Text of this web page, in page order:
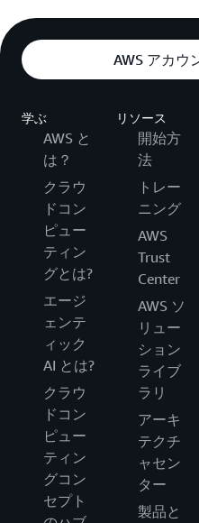
AWS アカウ
学ぶ
AWS と
は？
クラウ
ドコン
ピュー
ティン
グとは?
エージ
ェンテ
ィック
AI とは?
クラウ
ドコン
ピュー
ティン
グコン
セプト
リソース
開始方
法
トレー
ニング
AWS
Trust
Center
AWS ソ
リュー
ション
ライブ
ラリ
アーキ
テクチ
ャセン
ター
製品と